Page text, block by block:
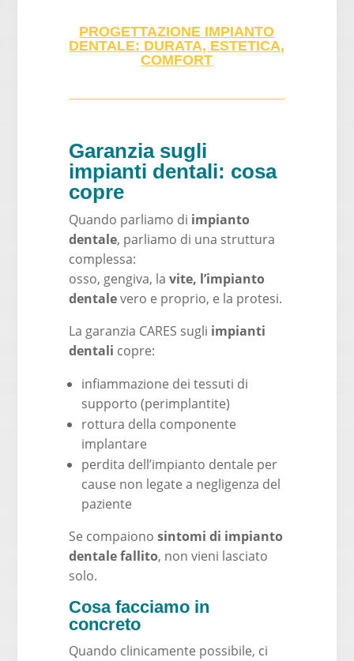
PROGETTAZIONE IMPIANTO
DENTALE: DURATA, ESTETICA,
COMFORT
Garanzia sugli
impianti dentali: cosa
copre
Quando parliamo di impianto
dentale, parliamo di una struttura
complessa:
osso, gengiva, la vite, l’impianto
dentalevero e proprio, e la protesi.
La garanzia CARES sugli impianti
dentali copre:
infiammazione dei tessuti di
supporto (perimplantite)
rottura della componente
implantare
perdita dell’impianto dentale per
cause non legate a negligenza del
paziente
Se compaiono sintomi di impianto
dentale fallito, non vieni lasciato
solo.
Cosa facciamo in
concreto
Quando clinicamente possibile, ci